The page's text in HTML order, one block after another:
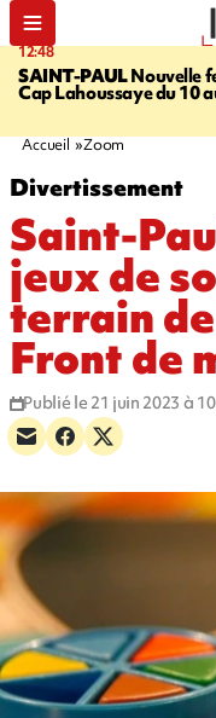
12:48
SAINT-PAULNouvelle
Cap Lahoussaye du 10
Accueil Zoom
Divertissement
Saint-
jeux de
terrain
Front de
Publié le 21 juin 2023 à